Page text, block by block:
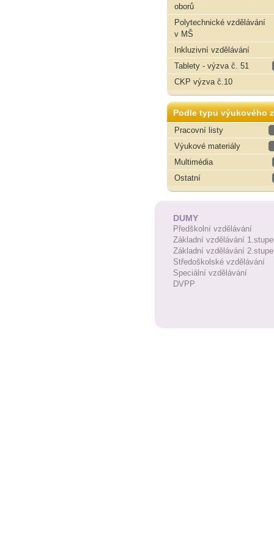
oborů
Polytechnické vzdělávání
v MŠ
Inkluzivní vzdělávání
Tablety - výzva č. 51
CKP výzva č.10
Podle typu výukového
Pracovní listy
Výukové materiály
Multimédia
Ostatní
DUMY
Předškolní vzdělávání
Základní vzdělávání
Základní vzdělávání
Středoškolské vzdělávání
Speciální vzdělávání
DVPP